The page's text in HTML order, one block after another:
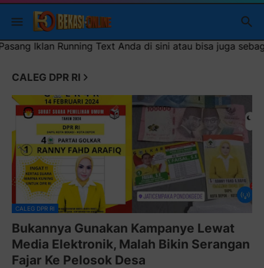
bisa juga sebagai iklan headliner di atas (600x100)px
CALEG DPR RI
CALEG DPR RI
Bukannya Gunakan Kampanye Lewat
Media Elektronik, Malah Bikin Serangan
Fajar Ke Pelosok Desa